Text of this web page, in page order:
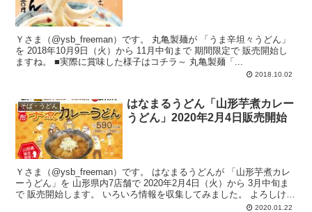
Ｙさま（@ysb_freeman）です。 丸亀製麺が 「うま辛坦々うどん」
を 2018年10月9日（火）から 11月中旬まで 期間限定で 販売開始し
ますね。 ■実際に賞味した様子はコチラ～ 丸亀製麺「...
2018.10.02
そば・うどん
はなまるうどん「山形芋煮カレー
うどん」2020年2月4日販売開始
Ｙさま（@ysb_freeman）です。 はなまるうどんが 「山形芋煮カレ
ーうどん」を 山形県内7店舗で 2020年2月4日（火）から 3月中旬ま
で 販売開始します。 いろいろ情報を収集してみました。 よろしけ
2020.01.22